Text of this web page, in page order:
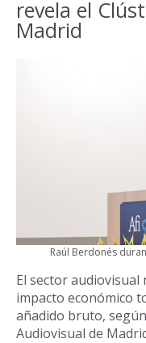
revela el
Madrid
Raúl Berdonés
El sector
impacto económico
añadido bruto,
Audiovisual de